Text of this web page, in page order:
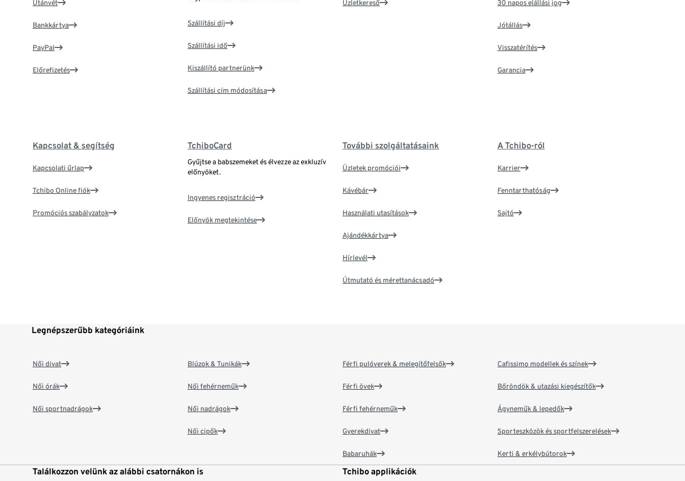
Utánvét
Bankkártya
PayPal
Előrefizetés
Szállítási díj
Szállítási idő
Kiszállító partnerünk
Szállítási cím módosítása
Üzletkereső 30 napos elállási jog
Jótállás
Visszatérítés
Garancia
Kapcsolat & segítség
Kapcsolati űrlap
Tchibo Online fiók
Promóciós szabályzatok
TchiboCard
Gyűjtse a babszemeket és élvezze az exkluzív
előnyöket.
Ingyenes regisztráció
Előnyök megtekintése
További szolgáltatásaink
Üzletek promóciói
Kávébár
Használati utasítások
Ajándékkártya
Hírlevél
Útmutató és mérettanácsadó
A Tchibo-ról
Karrier
Fenntarthatóság
Sajtó
Legnépszerűbb kategóriáink
Női divat
Női órák
Női sportnadrágok
Blúzok & Tunikák
Női fehérneműk
Női nadrágok
Női cipők
Férfi pulóverek & melegítőfelsők
Férfi övek
Férfi fehérneműk
Gyerekdivat
Babaruhák
Cafissimo modellek és színek
Bőröndök & utazási kiegészítők
Ágyneműk & lepedők
Sporteszközök és sportfelszerelések
Kerti & erkélybútorok
Találkozzon velünk az alábbi csatornákon is Tchibo applikációk